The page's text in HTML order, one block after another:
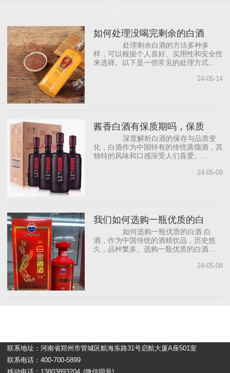
入前沿的营销理念，从而
打...
如何处理没喝完剩余的白酒
处理剩余白酒的方法多种多
样，可以根据个人喜好、实用性和安全性
来选择。以下是一些常见的处理方式...
24-05-14
酱香白酒有保质期吗，保质
深度解析白酒的保存与品质变
化，白酒作为中国特有的传统蒸馏酒，其
独特的风味和口感深受人们喜爱。...
24-05-08
我们如何选购一瓶优质的白
如何选购一瓶优质的白酒 白
酒，作为中国传统的酒精饮品，历史悠
久，品种繁多。选购一瓶优质的白酒...
24-05-08
联系地址：河南省郑州市管城区航海东路31号启航大厦A座501室
联系电话：400-700-5899